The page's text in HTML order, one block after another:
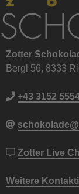
Zotter
Bergl 56, 8333
+43 3152
Zotter Live
Weitere